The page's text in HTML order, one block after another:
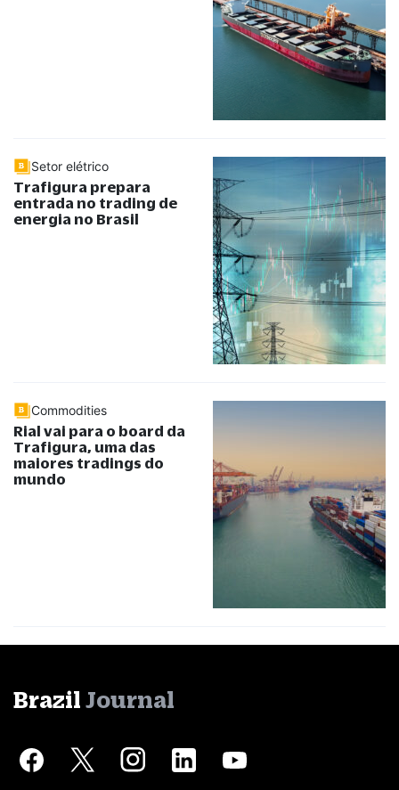
Setor elétrico
Trafigura prepara
entrada no trading de
energia no Brasil
Commodities
Rial vai para o board da
Trafigura, uma das
maiores tradings do
mundo
Brazil Journal